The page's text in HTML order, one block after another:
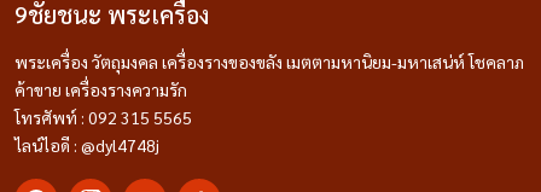
9ชัยชนะ พระเครื่อง
พระเครื่อง วัตถุมงคล เครื่องรางของขลัง เมตตามหานิยม-มหาเสน่ห์ โชคลาภ
ค้าขาย เครื่องรางความรัก
โทรศัพท์ : 092 315 5565
ไลน์ไอดี : @dyl4748j